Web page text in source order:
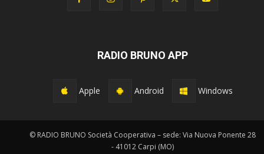
RADIO BRUNO APP
Apple Android Windows
© RADIO BRUNO Società Cooperativa – sede: Via Nuova Ponente 28
- 41012 Carpi (MO)